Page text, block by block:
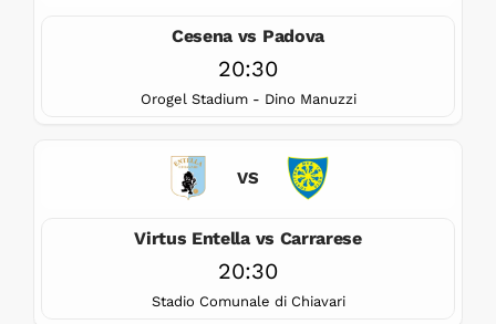
Cesena vs Padova
20:30
Orogel Stadium - Dino Manuzzi
VS
Virtus Entella vs Carrarese
20:30
Stadio Comunale di Chiavari